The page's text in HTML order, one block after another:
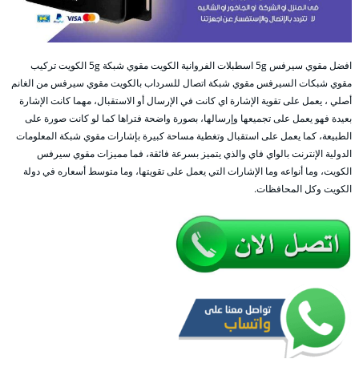
افضل مقوي سيرفس 5g اسطبلات الفروانية الكويت مقوي شبكة 5g الكويت تركيب
مقوي شبكات السيرفس مقوي شبكة اتصال للسرداب بالكويت مقوي سيرفس من الغانم
أصلي ، يعمل على تقوية الإشارة اي كانت في الإرسال أو الاستقبال، مهما كانت الإشارة
بعيدة فهو يعمل على تجميعها وإرسالها، بصورة واضحة فتراها كما لو كانت صورة على
الطبيعة، كما يعمل على استقبال وتغطية مساحة كبيرة بإشارات مقوي شبكة المعلومات
الدولية الإنترنت بالواي فاي والذي يتميز بسرعة فائقة، فما مميزات مقوي سيرفس
الكويت، وما أنواعه وما الإشارات التي يعمل على تقويتها، وما متوسط أسعاره في دولة
الكويت وكل المحافظات.